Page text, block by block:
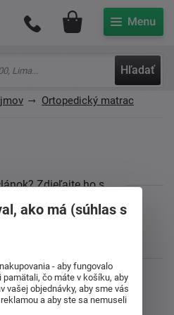
Hľadať
Môj účet
Ortopedický matrac
Zdieľajte ho s
ako má (súhlas s
- aby fungovalo
čo máte v košíku, aby
vašej objednávky, aby sme vás
a aby ste sa nemuseli